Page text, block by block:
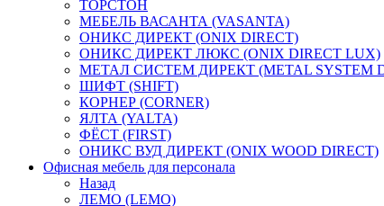
ТОРСТОН
МЕБЕЛЬ ВАСАНТА (VASANTA)
ОНИКС ДИРЕКТ (ONIX DIRECT)
ОНИКС ДИРЕКТ ЛЮКС (ONIX DIRECT LUX)
МЕТАЛ СИСТЕМ ДИРЕКТ (METAL SYSTEM
ШИФТ (SHIFT)
КОРНЕР (CORNER)
ЯЛТА (YALTA)
ФЁСТ (FIRST)
ОНИКС ВУД ДИРЕКТ (ONIX WOOD DIRECT)
Офисная мебель для персонала
Назад
ЛЕМО (LEMO)